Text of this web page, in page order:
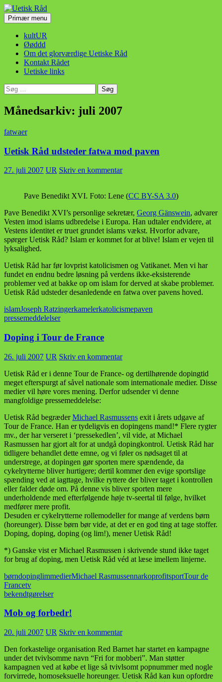
Hop
til
indhold
Uetisk Råd
SøgPrimær menu
kultUR
Øøddd
Om det glorværdige Uetiske Råd
Kontakt Rådet
Uetiske links
Søg
efter:
Månedsarkiv: juli 2007
fatwaer
Uetisk Råd udsteder fatwa mod paven
27. juli 2007 UR Skriv en kommentar
Pave Benedikt XVI. Foto: Lene (CC BY-SA 3.0)
Pave Benedikt XVI’s personlige sekretær, Georg Gänswein, advarer
Vesten imod islams udbredelse i Europa. Han udtaler endvidere, at
Vestens identitet er truet grundet islams vækst. Hvorfor advare,
spørger Uetisk Råd? Islam er kommet for at blive! Islam er vejen til
lyksalighed.
Uetisk Råd har før lovprist katolicismen og Vatikanet. Men vi har
fundet en endnu bedre løsning på verdens ikke-eksisterende
problemer ved at bakke op om islam for derved at skabe problemer.
Uetisk Råd udsteder desanledende en fatwa over pavens hoved.
islamJoseph Ratzingerkamelerkatolicismepaven
pressemeddelelser
Doping i Tour de France
26. juli 2007 UR Skriv en kommentar
Uetisk Råd er i denne Tour de France- og dertilhørende dopingtid
meget efterspurgt af såvel nationale som internationale medier. Disse
medier vil høre vores mening. Derfor udsender vi denne
mangfoldige pressemeddelelse:
Uetisk Råd begræderMichael Rasmussens exit i årets udgave af
Tour de France. Han er tydeligvis en dopingens mand!* Flere rygter
mv., der har verseret i ‘pressekedlen’, vil vide, at Michael
Rasmussen har gjort alt for at undgå dopingkontrol. Uetisk Råd har
tidligere behandlet dette emne, og vi føler os nødsaget til at
understrege, at dopingen gør sporten mere spændende, da
cykelrytterne bliver hurtigere; dertil kommer den evige sportslige
spænding ved at iagttage, hvilke ryttere der bliver taget i kontrollen
eller falder døde om. På denne vis bliver sporten mere
underholdende med efterfølgende høje tv-seertal til følge, hvilket
medfører mere profit.
Desuden er cykelrytterne rollemodeller for mange af verdens børn
(horeunger). Disse børn bør vide, at det er en god ting at tage stoffer.
Doping, doping, doping (og lim!), mener Uetisk Råd!
*) Ganske vist er Michael Rasmussen i skrivende stund ikke taget
for brug af doping, men Uetisk Råd véd at læse imellem linjerne.
børndopinglimmedierMichael RasmussennarkoprofitsportTour de
Francetv
bekendtgørelser
Mob og forbedr!
20. juli 2007 UR Skriv en kommentar
Den forkastelige organisation Red Barnet har startet en kampagne
under det tvivlsomme navn “Fri for mobberi”. Man støtter
kampagnen ved at købe et lige så tvivlsomt popnummer med nogle
forvirrede, homoseksuelle horeunger. Uetisk Råd kan kun opfordre